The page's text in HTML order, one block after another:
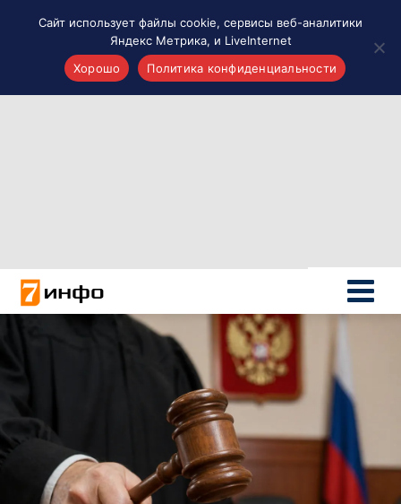
Новости России
Политика
Новости мира
Все материалы 7инфо
ПОИСК ПО САЙТУ
Сайт использует файлы cookie, сервисы веб-аналитики
Яндекс Метрика, и LiveInternet
Хорошо
Политика конфиденциальности